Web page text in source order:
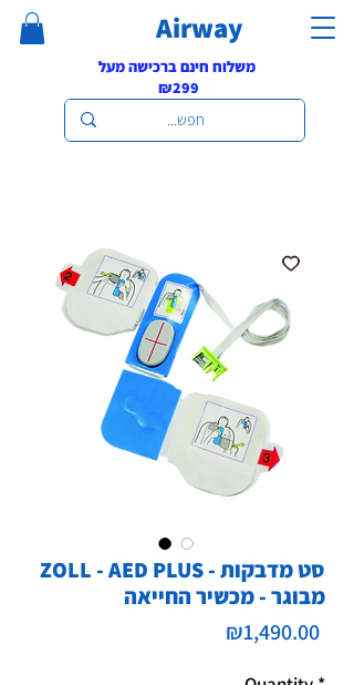
Airway
משלוח חינם ברכישה מעל
₪299
ZOLL - AED PLUS - סט מדבקות
מבוגר - מכשיר החייאה
₪1,490.00Price